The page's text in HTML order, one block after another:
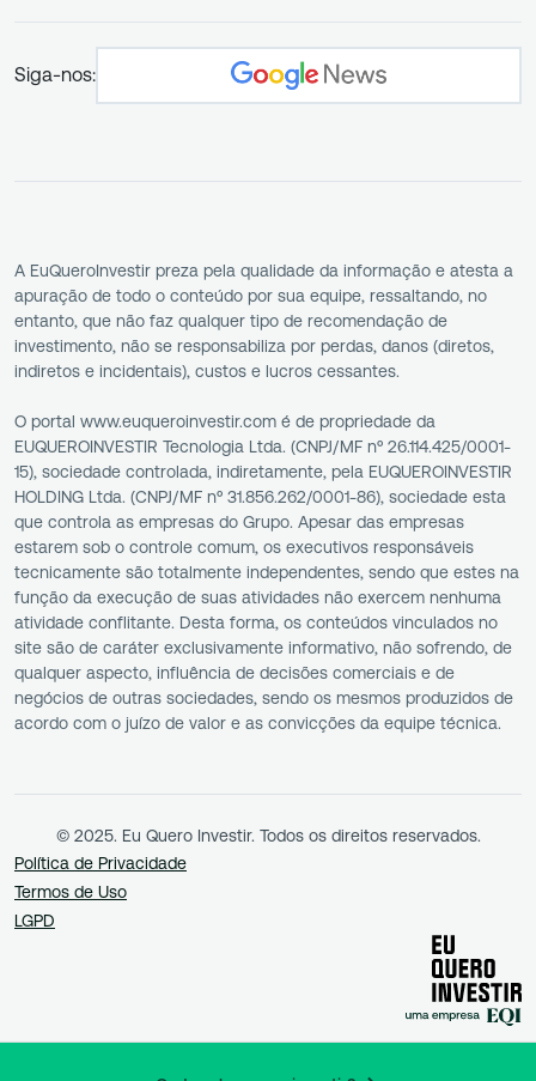
Siga-nos:
A EuQueroInvestir preza pela qualidade da informação e atesta a
apuração de todo o conteúdo por sua equipe, ressaltando, no
entanto, que não faz qualquer tipo de recomendação de
investimento, não se responsabiliza por perdas, danos (diretos,
indiretos e incidentais), custos e lucros cessantes.
O portal www.euqueroinvestir.com é de propriedade da
EUQUEROINVESTIR Tecnologia Ltda. (CNPJ/MF nº 26.114.425/0001-
15), sociedade controlada, indiretamente, pela EUQUEROINVESTIR
HOLDING Ltda. (CNPJ/MF nº 31.856.262/0001-86), sociedade esta
que controla as empresas do Grupo. Apesar das empresas
estarem sob o controle comum, os executivos responsáveis
tecnicamente são totalmente independentes, sendo que estes na
função da execução de suas atividades não exercem nenhuma
atividade conflitante. Desta forma, os conteúdos vinculados no
site são de caráter exclusivamente informativo, não sofrendo, de
qualquer aspecto, influência de decisões comerciais e de
negócios de outras sociedades, sendo os mesmos produzidos de
acordo com o juízo de valor e as convicções da equipe técnica.
© 2025. Eu Quero Investir. Todos os direitos reservados.
Política de Privacidade
Termos de Uso
LGPD